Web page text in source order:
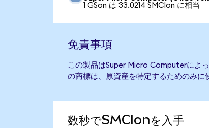
1 GSon は 33.0214 SMCIon に相当
免責事項
この製品はSuper Micro Computerによ
の商標は、原資産を特定するためのみに
数秒でSMCIonを入手